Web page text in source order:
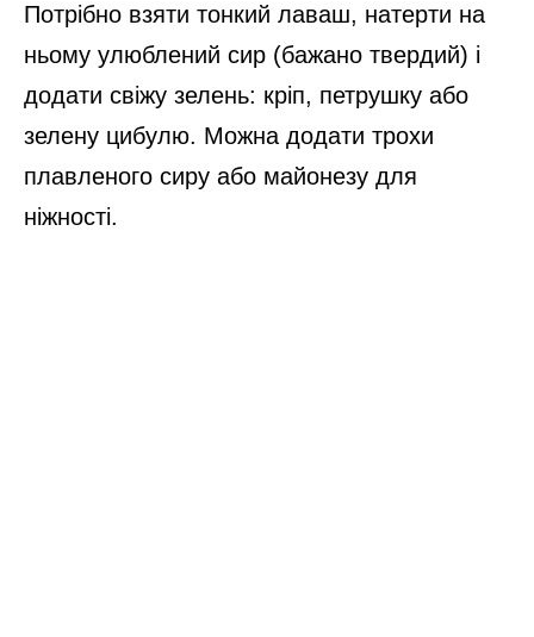
Потрібно взяти тонкий лаваш, натерти на
ньому улюблений сир (бажано твердий) і
додати свіжу зелень: кріп, петрушку або
зелену цибулю. Можна додати трохи
плавленого сиру або майонезу для
ніжності.